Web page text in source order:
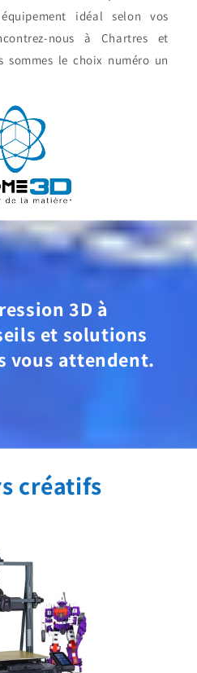
idéal selon vos
nous à Chartres et
sommes le choix numéro un
3D à
et solutions
vous attendent.
créatifs